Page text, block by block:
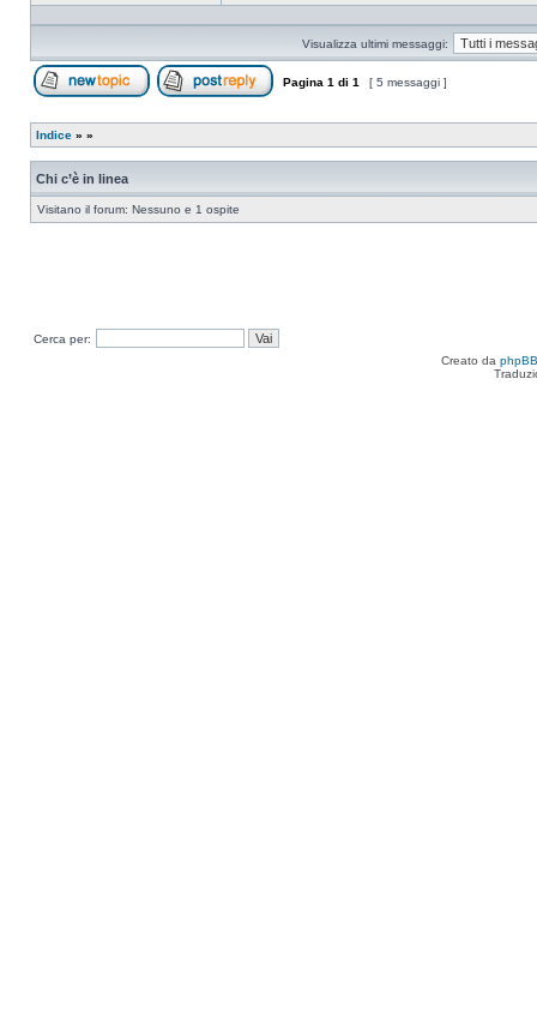
Profilo
Visualizza ultimi messaggi:
Pagina 1 di 1 [ 5 messaggi ]
Indice » »
Chi c’è in linea
Visitano il forum: Nessuno e 1 ospite
Cerca per:
Creato da phpBB